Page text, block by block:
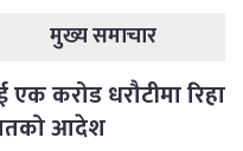
मुख्य समाचार
एक करोड धरौटीमा रिहा
आदेश